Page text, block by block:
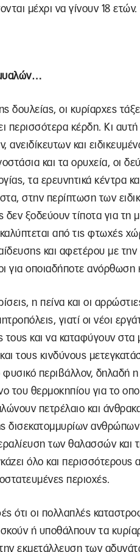
μέχρι να γίνουν 18 ετών.
δουλείας, οι κυρίαρχες
περισσότερα κέρδη. Κι
ανειδίκευτων και
και τα ορυχεία, οι
τα ερευνητικά κέντρα
στην περίπτωση των
δεν ξοδεύουν τίποτα για
από τις φτωχές
και αφετέρου με
για οποιαδήποτε ανόρθωση
η πείνα και οι
γιατί οι νέοι
τους και να καταφύγουν
τους κινδύνους
φυσικό περιβάλλον, δηλαδή
του θερμοκηπίου για το
πετρέλαιο και
δισεκατομμυρίων
των θαλασσών και
όλο και
περιοχές.
ότι οι πολλαπλές
ή υποθάλπουν τα
την εκμετάλλευση των